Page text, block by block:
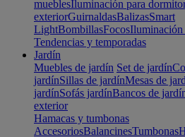
mueblesIluminación para
exteriorGuirnaldasBalizasSmart
LightBombillasFocosIluminación
Tendencias y temporadas
Jardín
Muebles de jardín Set de jardín
jardínSillas de jardínMesas de
jardínSofás jardínBancos de
exterior
Hamacas y tumbonas
AccesoriosBalancinesTumbonas